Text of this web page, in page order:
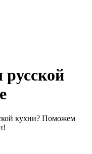
кухни? Поможем